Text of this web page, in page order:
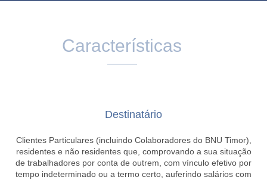
Características
Destinatário
Clientes Particulares (incluindo Colaboradores do BNU Timor),
residentes e não residentes que, comprovando a sua situação
de trabalhadores por conta de outrem, com vínculo efetivo por
tempo indeterminado ou a termo certo, auferindo salários com